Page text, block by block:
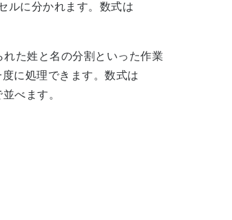
ルに分かれます。数式は
た姓と名の分割といった作業
に処理できます。数式は
べます。